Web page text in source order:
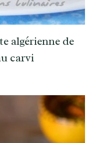
algérienne de
carvi